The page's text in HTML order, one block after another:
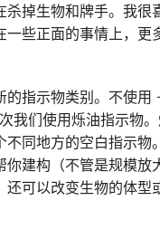
杀掉生物和牌手。我很
一些正面的事情上，更
的指示物类别。不使用
我们使用烁油指示物
不同地方的空白指示物
你建构（不管是规模放
还可以改变生物的体型